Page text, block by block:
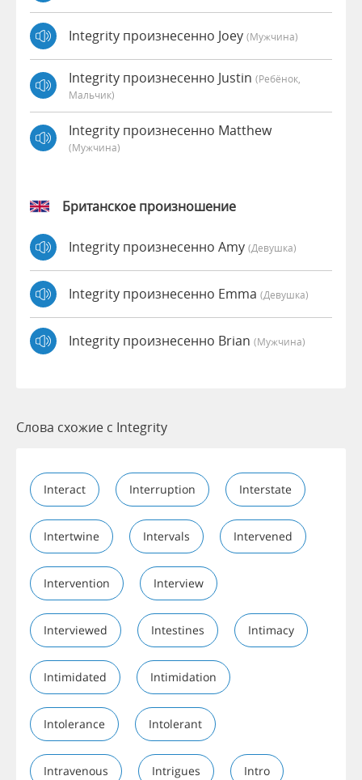
Integrity произнесенно Joey (мужчина)
Integrity произнесенно Justin (Ребёнок,
Мальчик)
Integrity произнесенно Matthew
(мужчина)
Британское произношение
Integrity произнесенно Amy (девушка)
Integrity произнесенно Emma (девушка)
Integrity произнесенно Brian (мужчина)
Слова схожие с Integrity
Interact Interruption Interstate
Intertwine Intervals Intervened
Intervention Interview
Interviewed Intestines Intimacy
Intimidated Intimidation
Intolerance Intolerant
Intravenous Intrigues Intro